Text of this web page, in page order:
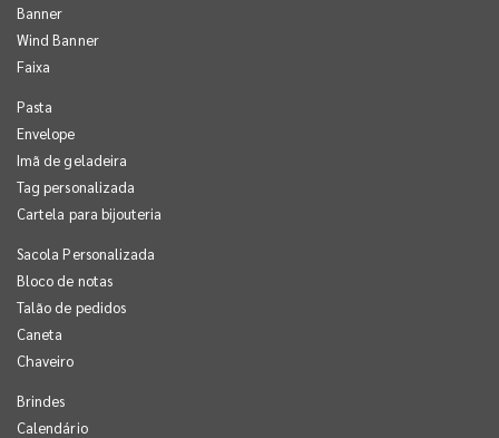
Banner
Wind Banner
Faixa
Pasta
Envelope
Imã de geladeira
Tag personalizada
Cartela para bijouteria
Sacola Personalizada
Bloco de notas
Talão de pedidos
Caneta
Chaveiro
Brindes
Calendário